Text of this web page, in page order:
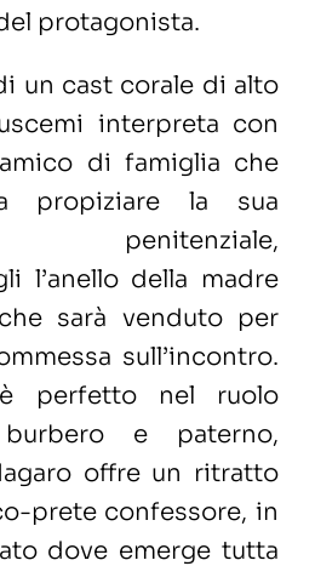
protagonista.
un cast corale di alto
interpreta con
di famiglia che
propiziare la sua
penitenziale,
l’anello della madre
sarà venduto per
sull’incontro.
perfetto nel ruolo
burbero e paterno,
offre un ritratto
prete confessore, in
dove emerge tutta